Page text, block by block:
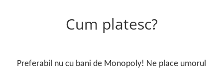
Produse personalizateCum platesc?
Preferabil nu cu bani de Monopoly! Ne place umorul